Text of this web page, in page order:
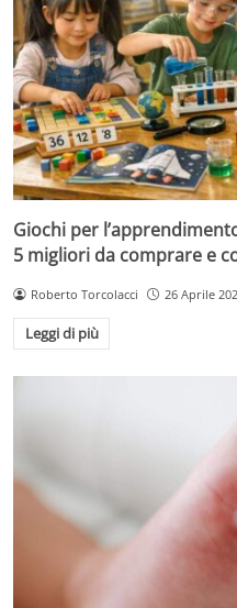
Giochi per
5 migliori da comprare e
Roberto Torcolacci 26 Aprile
Leggi di più